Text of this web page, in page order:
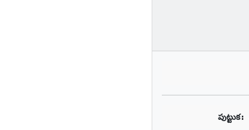
పుట్టుక: